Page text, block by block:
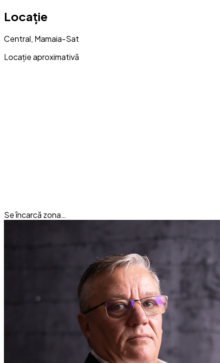
Locație
Central, Mamaia-Sat
Locație aproximativă
Se încarcă zona…